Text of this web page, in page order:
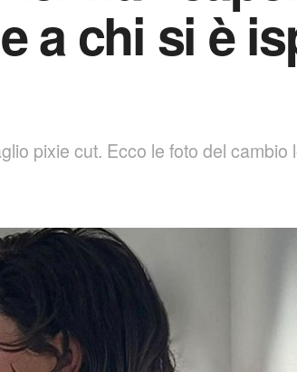
a chi si è
pixie cut. Ecco le foto del